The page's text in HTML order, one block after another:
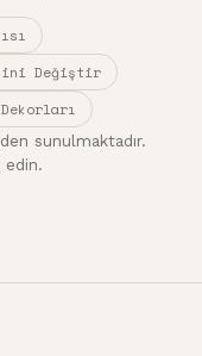
Değiştir
sunulmaktadır.
edin.